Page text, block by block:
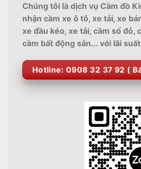
Chúng tôi là dịch vụ Cầm đồ
nhận cầm xe ô tô, xe tải, xe
xe đầu kéo, xe tải, cầm sổ đỏ,
cầm bất động sản... với lãi
Hotline: 0908 32 37 92 (